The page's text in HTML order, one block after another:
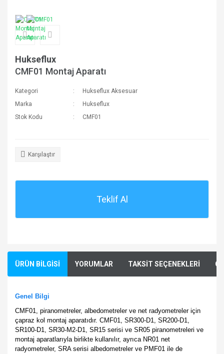
Hukseflux
CMF01 Montaj Aparatı
Kategori
Hukseflux Aksesuar
Marka
Hukseflux
Stok Kodu
CMF01
Karşılaştır
Teklif Al
ÜRÜN BİLGİSİ YORUMLAR TAKSİT SEÇENEKLERİ
Genel Bilgi
CMF01, piranometreler, albedometreler ve net radyometreler için
çapraz kol montaj aparatıdır. CMF01, SR300-D1, SR200-D1,
SR100-D1, SR30-M2-D1, SR15 serisi ve SR05 piranometreleri ve
montaj aparatlarıyla birlikte kullanılır, ayrıca NR01 net
radyometreler, SRA serisi albedometreler ve PMF01 ile de